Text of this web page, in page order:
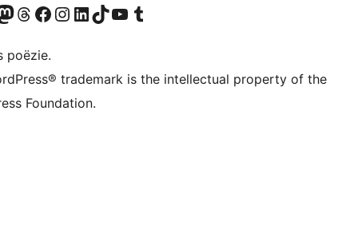
account
Bluesky account
ons Mastodon account
Bezoek ons Threads account
Onze Facebook pagina bezoeken
Bezoek ons Instagram account
Bezoek ons LinkedIn account
Bezoek ons TikTok account
Bezoek ons YouTube kanaalBezoek ons Tumblr account
poëzie.
trademark is the intellectual property of the
Foundation.